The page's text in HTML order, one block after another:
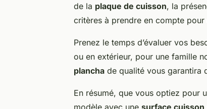
de la plaque de cuisson, la
critères à prendre en compte pour
Prenez le temps d’évaluer vos
ou en extérieur, pour une famille
plancha de qualité vous garantira
En résumé, que vous optiez pour
modèle avec une surface cuisson